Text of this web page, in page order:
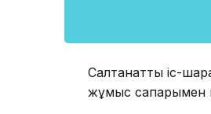
Салтанатты іс-
жұмыс сапарымен